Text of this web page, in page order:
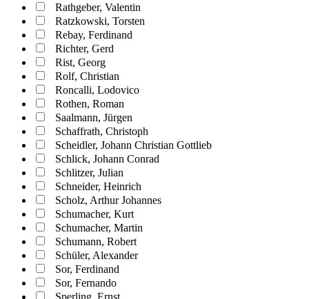
Rathgeber, Valentin
Ratzkowski, Torsten
Rebay, Ferdinand
Richter, Gerd
Rist, Georg
Rolf, Christian
Roncalli, Lodovico
Rothen, Roman
Saalmann, Jürgen
Schaffrath, Christoph
Scheidler, Johann Christian Gottlieb
Schlick, Johann Conrad
Schlitzer, Julian
Schneider, Heinrich
Scholz, Arthur Johannes
Schumacher, Kurt
Schumacher, Martin
Schumann, Robert
Schüler, Alexander
Sor, Ferdinand
Sor, Fernando
Sperling, Ernst